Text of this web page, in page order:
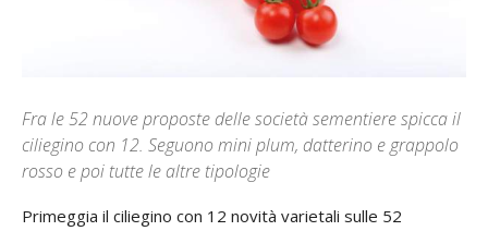
Fra le 52 nuove proposte delle società sementiere spicca il
ciliegino con 12. Seguono mini plum, datterino e grappolo
rosso e poi tutte le altre tipologie
Primeggia il ciliegino con 12 novità varietali sulle 52